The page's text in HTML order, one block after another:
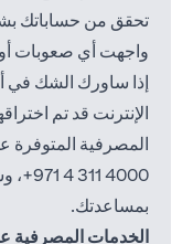
تحقق من حساباتك
واجهت أي صعوبات أو
إذا ساورك الشك في
المصرفية المتوفرة على مدار 24
4000 311 4 971+
بمساعدتك.
الخدمات المصرفية